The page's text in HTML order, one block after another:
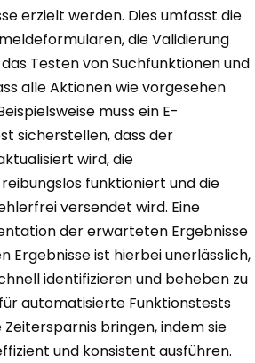
erzielt werden. Dies umfasst die
die Validierung
Testen von Suchfunktionen und
alle Aktionen wie vorgesehen
muss ein E-
sicherstellen, dass der
wird, die
funktioniert und die
versendet wird. Eine
der erwarteten Ergebnisse
Ergebnisse ist hierbei unerlässlich,
identifizieren und beheben zu
automatisierte Funktionstests
bringen, indem sie
und konsistent ausführen.